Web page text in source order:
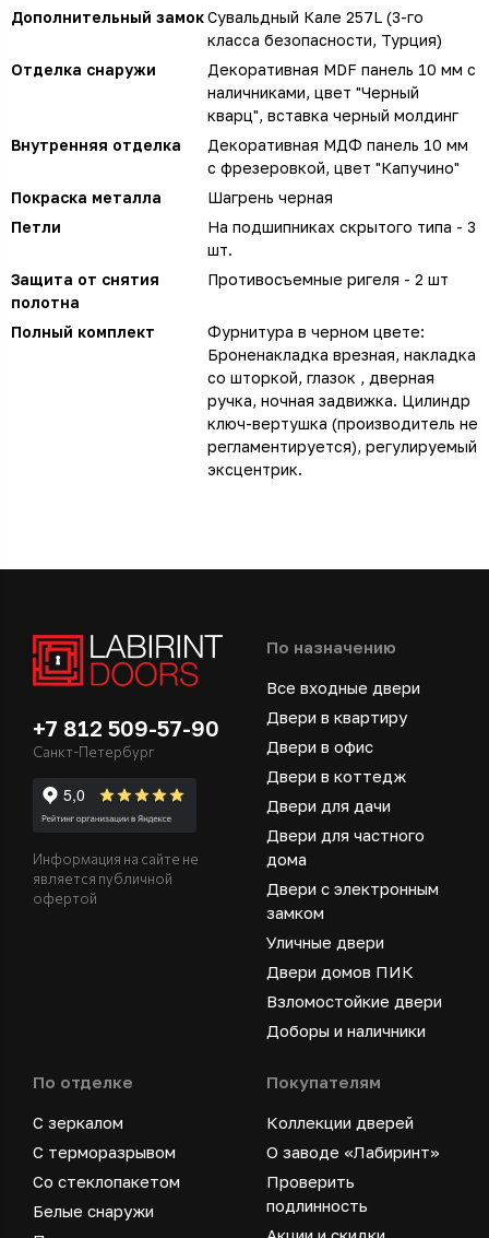
Дополнительный замокСувальдный Кале 257L (3-го
класса безопасности, Турция)
Отделка снаружи
Декоративная MDF панель 10 мм с
наличниками, цвет "Черный
кварц", вставка черный молдинг
Внутренняя отделка
Декоративная МДФ панель 10 мм
с фрезеровкой, цвет "Капучино"
Покраска металла
Шагрень черная
Петли
На подшипниках скрытого типа - 3
шт.
Защита от снятия
полотна
Противосъемные ригеля - 2 шт
Полный комплект
Фурнитура в черном цвете:
Броненакладка врезная, накладка
со шторкой, глазок , дверная
ручка, ночная задвижка. Цилиндр
ключ-вертушка (производитель не
регламентируется), регулируемый
эксцентрик.
+7 812 509-57-90
Санкт-Петербург
Информация на сайте не
является публичной
офертой
По назначению
Все входные двери
Двери в квартиру
Двери в офис
Двери в коттедж
Двери для дачи
Двери для частного
дома
Двери с электронным
замком
Уличные двери
Двери домов ПИК
Взломостойкие двери
Доборы и наличники
По отделке
С зеркалом
С терморазрывом
Со стеклопакетом
Белые снаружи
Покупателям
Коллекции дверей
О заводе «Лабиринт»
Проверить
подлинность